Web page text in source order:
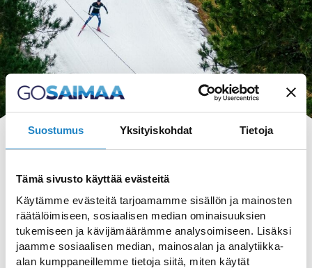
Suostumus Yksityiskohdat Tietoja
Tämä sivusto käyttää evästeitä
Käytämme evästeitä tarjoamamme sisällön ja mainosten
räätälöimiseen, sosiaalisen median ominaisuuksien
tukemiseen ja kävijämäärämme analysoimiseen. Lisäksi
jaamme sosiaalisen median, mainosalan ja analytiikka-
alan kumppaneillemme tietoja siitä, miten käytät
HAKU